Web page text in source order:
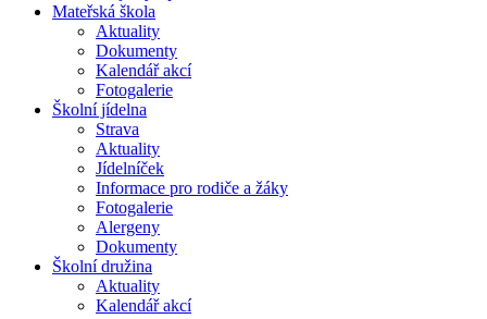
Mateřská škola
Aktuality
Dokumenty
Kalendář akcí
Fotogalerie
Školní jídelna
Strava
Aktuality
Jídelníček
Informace pro rodiče a žáky
Fotogalerie
Alergeny
Dokumenty
Školní družina
Aktuality
Kalendář akcí